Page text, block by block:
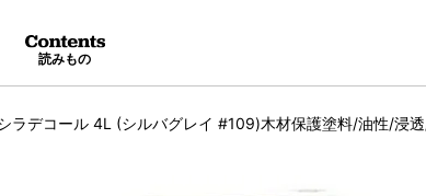
読みもの
ラデコール 4L (シルバグレイ #109)木材保護塗料/油性/浸